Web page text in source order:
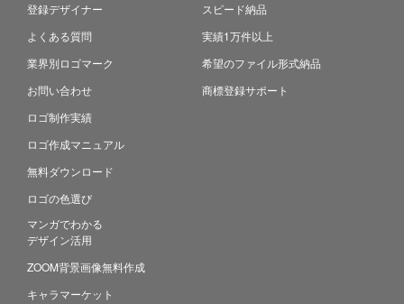
登録デザイナー
よくある質問
業界別ロゴマーク
お問い合わせ
ロゴ制作実績
ロゴ作成マニュアル
無料ダウンロード
ロゴの色選び
マンガでわかる
デザイン活用
ZOOM背景画像無料作成
キャラマーケット
スピード納品
実績1万件以上
希望のファイル形式納品
商標登録サポート